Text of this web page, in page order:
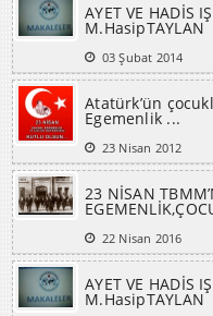
AYET VE HADİS
M.HasipTAYLAN
03 Şubat 2014
Atatürk’ün
Egemenlik ...
23 Nisan 2012
23 NİSAN
22 Nisan 2016
AYET VE HADİS
M.HasipTAYLAN